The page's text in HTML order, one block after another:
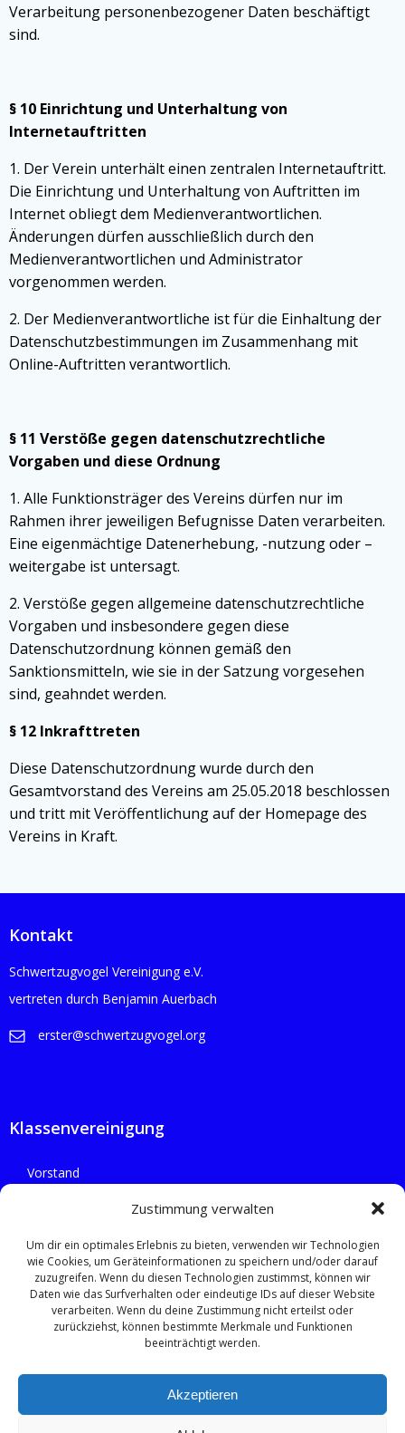
Zustimmung verwalten
Um dir ein optimales Erlebnis zu bieten, verwenden wir Technologien
wie Cookies, um Geräteinformationen zu speichern und/oder darauf
zuzugreifen. Wenn du diesen Technologien zustimmst, können wir
Daten wie das Surfverhalten oder eindeutige IDs auf dieser Website
verarbeiten. Wenn du deine Zustimmung nicht erteilst oder
zurückziehst, können bestimmte Merkmale und Funktionen
beeinträchtigt werden.
Akzeptieren
Verarbeitung personenbezogener Daten beschäftigt
sind.
§ 10 Einrichtung und Unterhaltung von
Internetauftritten
1. Der Verein unterhält einen zentralen Internetauftritt.
Die Einrichtung und Unterhaltung von Auftritten im
Internet obliegt dem Medienverantwortlichen.
Änderungen dürfen ausschließlich durch den
Medienverantwortlichen und Administrator
vorgenommen werden.
2. Der Medienverantwortliche ist für die Einhaltung der
Datenschutzbestimmungen im Zusammenhang mit
Online-Auftritten verantwortlich.
§ 11 Verstöße gegen datenschutzrechtliche
Vorgaben und diese Ordnung
1. Alle Funktionsträger des Vereins dürfen nur im
Rahmen ihrer jeweiligen Befugnisse Daten verarbeiten.
Eine eigenmächtige Datenerhebung, -nutzung oder –
weitergabe ist untersagt.
2. Verstöße gegen allgemeine datenschutzrechtliche
Vorgaben und insbesondere gegen diese
Datenschutzordnung können gemäß den
Sanktionsmitteln, wie sie in der Satzung vorgesehen
sind, geahndet werden.
§ 12 Inkrafttreten
Diese Datenschutzordnung wurde durch den
Gesamtvorstand des Vereins am 25.05.2018 beschlossen
und tritt mit Veröffentlichung auf der Homepage des
Vereins in Kraft.
Kontakt
Schwertzugvogel Vereinigung e.V.
vertreten durch Benjamin Auerbach
erster@schwertzugvogel.org
Klassenvereinigung
Vorstand
Rechtliches
Datenschutzerklärung